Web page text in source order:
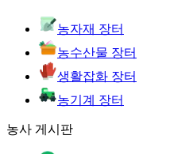
농자재 장터
농수산물 장터
생활잡화 장터
농기계 장터
농사 게시판